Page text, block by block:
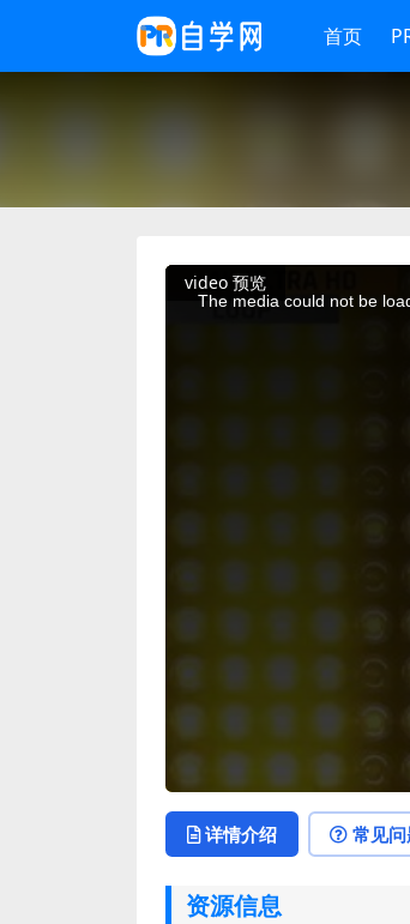
首页
video 预览
This
The media could not be
详情介绍 常见
资源信息